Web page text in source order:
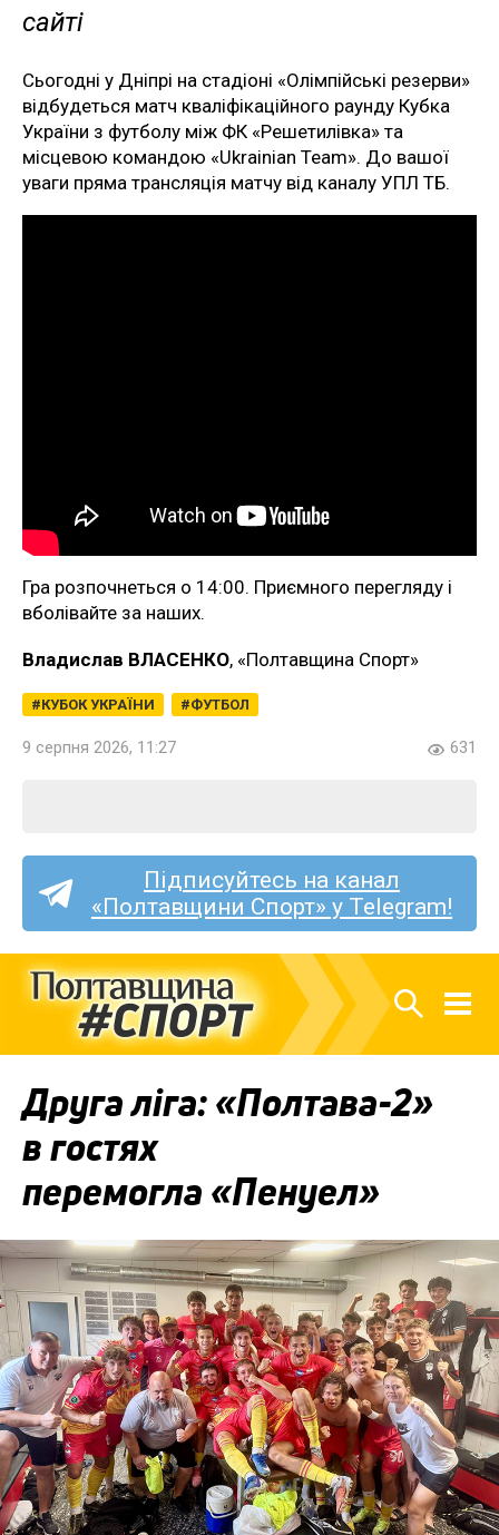
сайті
Сьогодні у Дніпрі на стадіоні «Олімпійські резерви»
відбудеться матч кваліфікаційного раунду Кубка
України з футболу між ФК «Решетилівка» та
місцевою командою «Ukrainian Team». До вашої
уваги пряма трансляція матчу від каналу УПЛ ТБ.
Гра розпочнеться о 14:00. Приємного перегляду і
вболівайте за наших.
Владислав ВЛАСЕНКО, «Полтавщина Спорт»
КУБОК УКРАЇНИ ФУТБОЛ
9 серпня 2026, 11:27 631
Підписуйтесь на канал
«Полтавщини Спорт» у Telegram!
Друга ліга: «Полтава-2»
в гостях
перемогла «Пенуел»